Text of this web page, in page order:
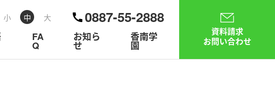
小 中 大 0887-55-2888
FA
Q
お知ら
せ
香南学
園
資料請求
お問い合わせ